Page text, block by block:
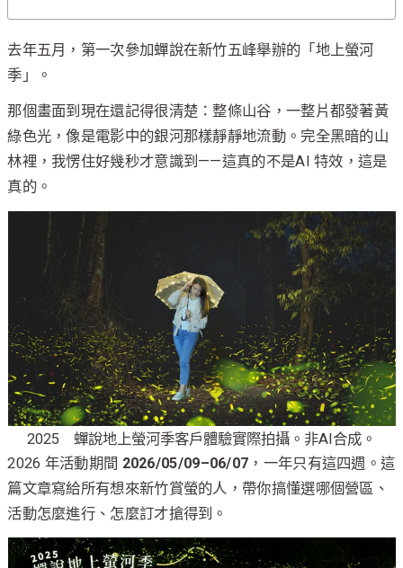
去年五月，第一次參加蟬說在新竹五峰舉辦的「地上螢河
季」。
那個畫面到現在還記得很清楚：整條山谷，一整片都發著黃
綠色光，像是電影中的銀河那樣靜靜地流動。完全黑暗的山
林裡，我愣住好幾秒才意識到——這真的不是AI 特效，這是
真的。
2025 蟬說地上螢河季客戶體驗實際拍攝。非AI合成。
2026 年活動期間 2026/05/09–06/07 ，一年只有這四週。這
篇文章寫給所有想來新竹賞螢的人，帶你搞懂選哪個營區、
活動怎麼進行、怎麼訂才搶得到。